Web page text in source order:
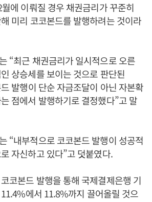
에 이뤄질 경우 채권금리가 꾸준히
미리 코코본드를 발행하려는 것이라
“최근 채권금리가 일시적으로 오른
상승세를 보이는 것으로 판단된
발행이 단순 자금조달이 아닌 자본확
점에서 발행하기로 결정했다”고 말
“내부적으로 코코본드 발행이 성공적
자신하고 있다”고 덧붙였다.
코본드 발행을 통해 국제결제은행 기
에서 11.8%까지 끌어올릴 것으